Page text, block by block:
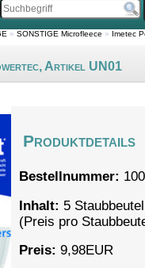
» SONSTIGE Microfleece » Imetec
Artikel UN01
Produktdetails
Bestellnummer:
Inhalt: 5 Staubbeutel
(Preis pro
Preis: 9,98EUR